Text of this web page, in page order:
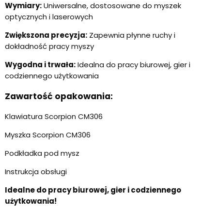
Wymiary:Uniwersalne, dostosowane do myszek
optycznych i laserowych
Zwiększona precyzja: Zapewnia płynne ruchy i
dokładność pracy myszy
Wygodna i trwała:Idealna do pracy biurowej, gier i
codziennego użytkowania
Zawartość opakowania:
Klawiatura Scorpion CM306
Myszka Scorpion CM306
Podkładka pod mysz
Instrukcja obsługi
Idealne do pracy biurowej, gier i codziennego
użytkowania!